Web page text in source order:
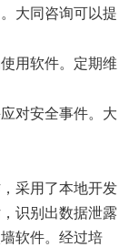
大同咨询可以提
用软件。定期维
对安全事件。大
采用了本地开发
识别出数据泄露
软件。经过培